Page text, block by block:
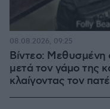
Βίντεο:
μετά τον γάμο της
κλαίγοντας τον
08.08.2026, 09:25